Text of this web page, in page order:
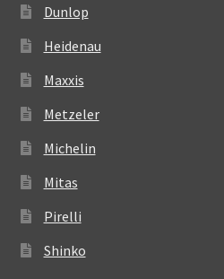
Dunlop
Heidenau
Maxxis
Metzeler
Michelin
Mitas
Pirelli
Shinko